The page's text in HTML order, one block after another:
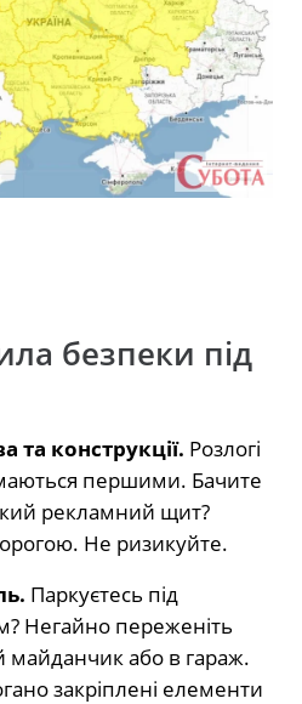
безпеки під
та конструкції. Розлогі
першими. Бачите
рекламний щит?
Не ризикуйте.
Паркуєтесь під
Негайно переженіть
або в гараж.
закріплені елементи